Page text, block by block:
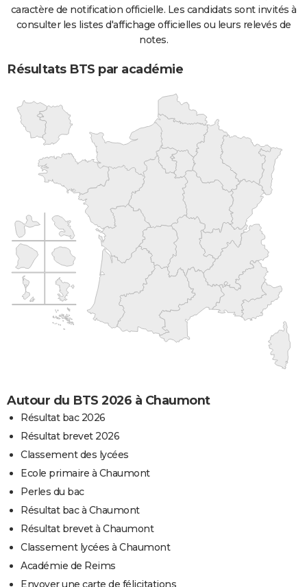
caractère de notification officielle. Les candidats sont invités à
consulter les listes d'affichage officielles ou leurs relevés de
notes.
Résultats BTS par académie
Autour du BTS 2026 à Chaumont
Résultat bac 2026
Résultat brevet 2026
Classement des lycées
Ecole primaire à Chaumont
Perles du bac
Résultat bac à Chaumont
Résultat brevet à Chaumont
Classement lycées à Chaumont
Académie de Reims
Envoyer une carte de félicitations